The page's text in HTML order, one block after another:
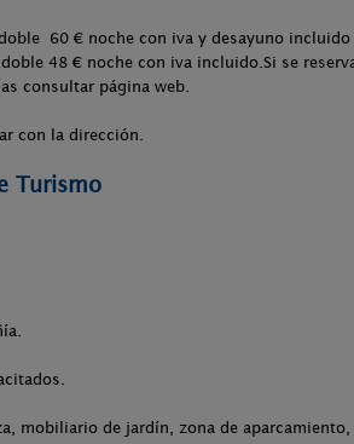
60 € noche con iva y desayuno incluido
48 € noche con iva incluido.Si se
consultar página web.
con la dirección.
Turismo
mobiliario de jardín, zona de